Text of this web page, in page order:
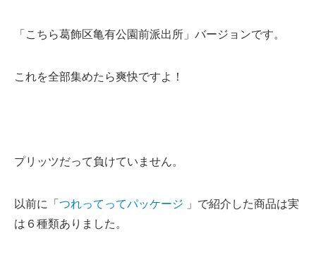
「こちら葛飾区亀有公園前派出所」バージョンです。
これを全部集めたら爽快ですよ！
プリッツだって負けていません。
以前に「つれってってパッケージ 」で紹介した商品は実
は６種類ありました。